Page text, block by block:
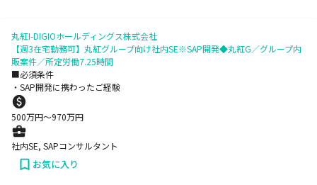
丸紅I-DIGIOホールディングス株式会社
【週3在宅勤務可】丸紅グループ向け社内SE※SAP開発◆丸紅G／グループ内
販案件／所定労働7.25時間
■必須条件
・SAP開発に携わったご経験
500万円〜970万円
社内SE, SAPコンサルタント
お気に入り